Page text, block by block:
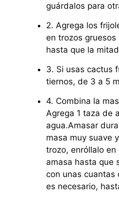
guárdalos para
2. Agrega los
en trozos
hasta que la
3. Si usas cactus
tiernos, de 3 a 5
4. Combina la
Agrega 1 taza de
agua.Amasar
masa muy suave
trozo, enróllalo
amasa hasta que
con unas cuantas
es necesario,